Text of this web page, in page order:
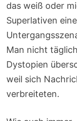
das weiß oder
Superlativen
Man nicht
Dystopien
weil sich
verbreiteten.